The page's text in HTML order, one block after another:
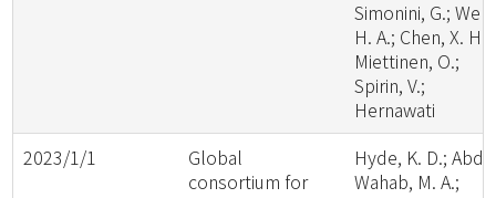
Simonini, G.; Wen,
H. A.; Chen, X. H.;
Miettinen, O.;
Spirin, V.;
Hernawati
2023/1/1
Global
consortium for
Hyde, K. D.;
Wahab, M. A.;